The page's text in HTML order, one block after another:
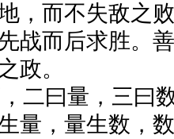
，而不失敌之
战而后求胜。
政。
二曰量，三曰
量，量生数，